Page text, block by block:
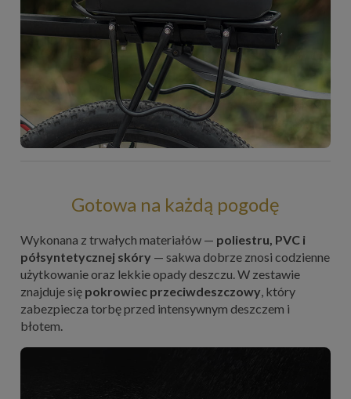
Gotowa na każdą pogodę
Wykonana z trwałych materiałów — poliestru, PVC i
półsyntetycznej skóry — sakwa dobrze znosi codzienne
użytkowanie oraz lekkie opady deszczu. W zestawie
znajduje się pokrowiec przeciwdeszczowy , który
zabezpiecza torbę przed intensywnym deszczem i
błotem.